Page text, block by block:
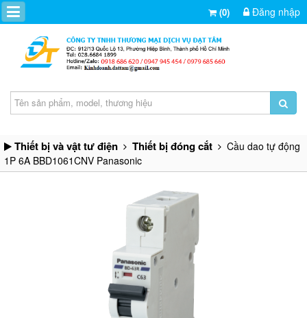
(0) Đăng nhập
Thiết bị và vật tư điện Thiết bị đóng cắt
Cầu dao tự động
1P 6A BBD1061CNV Panasonic